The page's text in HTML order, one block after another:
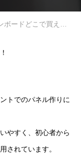
こで買える？3×6判も激安販売中！
トでのパネル作りに
やすく、初心者から
されています。